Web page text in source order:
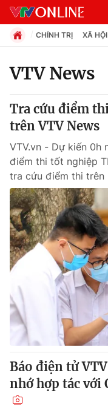
Chuyên mục
Chính trị
Xã hội
Pháp luật
Y tế
Thế giới
Tin tức
Thế giới đó đây
Câu chuyện quốc tế
Kinh tế
Tài chính
Thị trường
Góc doanh nghiệp
Dữ liệu và đời sống
Truyền hình
Phim VTV
Giải trí
CHÍNH TRỊ XÃ HỘI
VTV News
Tra cứu điểm
trên VTV News
VTV.vn - Dự kiến 0h
điểm thi tốt nghiệp
tra cứu điểm thi trên
Báo điện tử
nhớ hợp tác với